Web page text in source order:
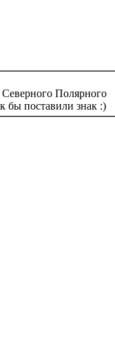
Полярного
бы поставили знак :)